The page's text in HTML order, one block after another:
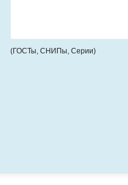
(ГОСТы, СНИПы, Серии)